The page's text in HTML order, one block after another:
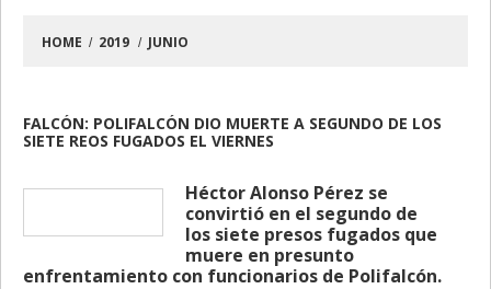
HOME 2019 JUNIO
FALCÓN: POLIFALCÓN DIO MUERTE A SEGUNDO DE LOS
SIETE REOS FUGADOS EL VIERNES
Héctor Alonso Pérez se
convirtió en el segundo de
los siete presos fugados que
muere en presunto
enfrentamiento con funcionarios de Polifalcón.